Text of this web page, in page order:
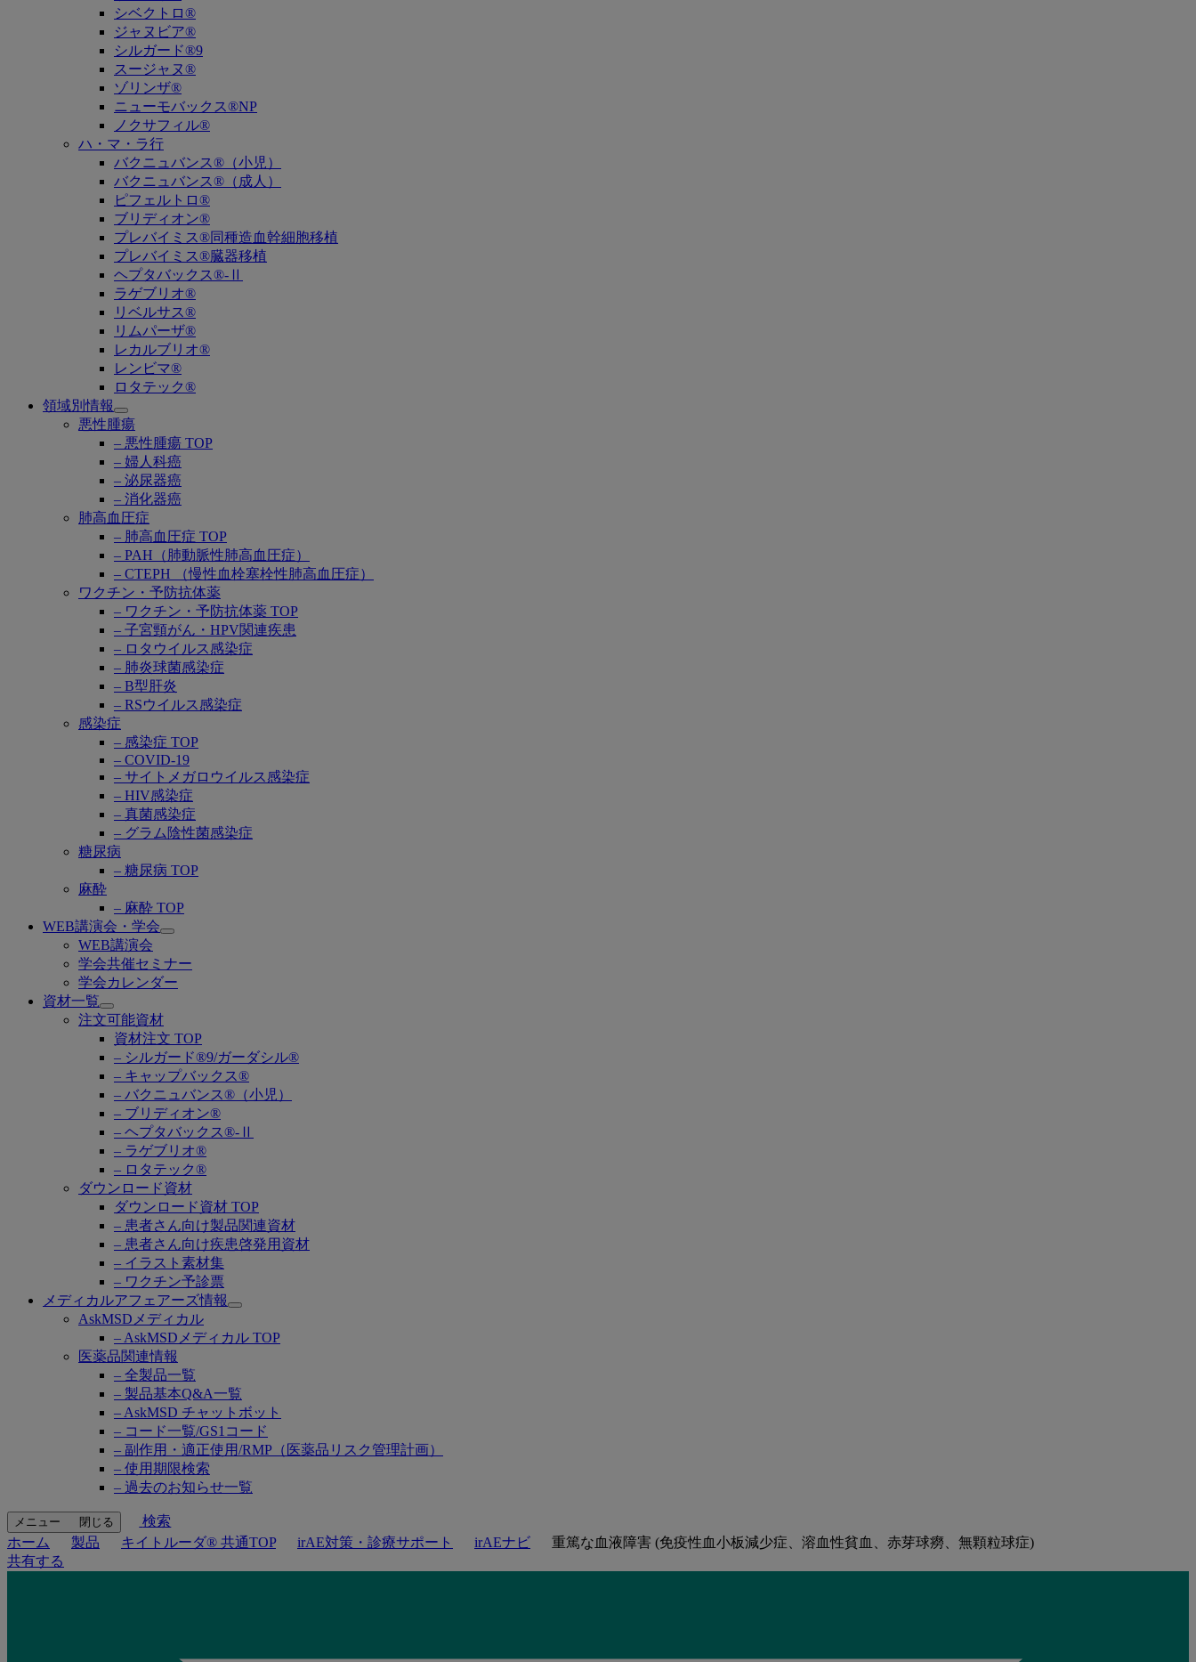
シベクトロ®
ジャヌビア®
シルガード®9
スージャヌ®
ゾリンザ®
ニューモバックス®NP
ノクサフィル®
ハ・マ・ラ行
バクニュバンス®（小児）
バクニュバンス®（成人）
ピフェルトロ®
ブリディオン®
プレバイミス®同種造血幹細胞移植
プレバイミス®臓器移植
ヘプタバックス®-Ⅱ
ラゲブリオ®
リベルサス®
リムパーザ®
レカルブリオ®
レンビマ®
ロタテック®
領域別情報
Open
submenu
悪性腫瘍
– 悪性腫瘍 TOP
– 婦人科癌
– 泌尿器癌
– 消化器癌
肺高血圧症
– 肺高血圧症 TOP
– PAH（肺動脈性肺高血圧症）
– CTEPH （慢性血栓塞栓性肺高血圧症）
ワクチン・予防抗体薬
– ワクチン・予防抗体薬 TOP
– 子宮頸がん・HPV関連疾患
– ロタウイルス感染症
– 肺炎球菌感染症
– B型肝炎
– RSウイルス感染症
感染症
– 感染症 TOP
– COVID-19
– サイトメガロウイルス感染症
– HIV感染症
– 真菌感染症
– グラム陰性菌感染症
糖尿病
– 糖尿病 TOP
麻酔
– 麻酔 TOP
WEB講演会・学会
Open
WEB講演会
学会共催セミナー
学会カレンダー
資材一覧
Open
submenu
注文可能資材
資材注文 TOP
– シルガード®9/ガーダシル®
– キャップバックス®
– バクニュバンス®（小児）
– ブリディオン®
– ヘプタバックス®-Ⅱ
– ラゲブリオ®
– ロタテック®
ダウンロード資材
ダウンロード資材 TOP
– 患者さん向け製品関連資材
– 患者さん向け疾患啓発用資材
– イラスト素材集
– ワクチン予診票
メディカルアフェアーズ情報
Open
AskMSDメディカル
– AskMSDメディカル TOP
医薬品関連情報
– 全製品一覧
– 製品基本Q&A一覧
– AskMSD チャットボット
– コード一覧/GS1コード
– 副作用・適正使用/RMP（医薬品リスク管理計画）
– 使用期限検索
– 過去のお知らせ一覧
メニュー 閉じる
検索
ホーム
製品 キイトルーダ® 共通TOP irAE対策・診療サポート irAEナビ
重篤な⾎液障害 (免疫性血小板減少症、溶⾎性貧⾎、⾚芽球癆、無顆粒球症)
共有する